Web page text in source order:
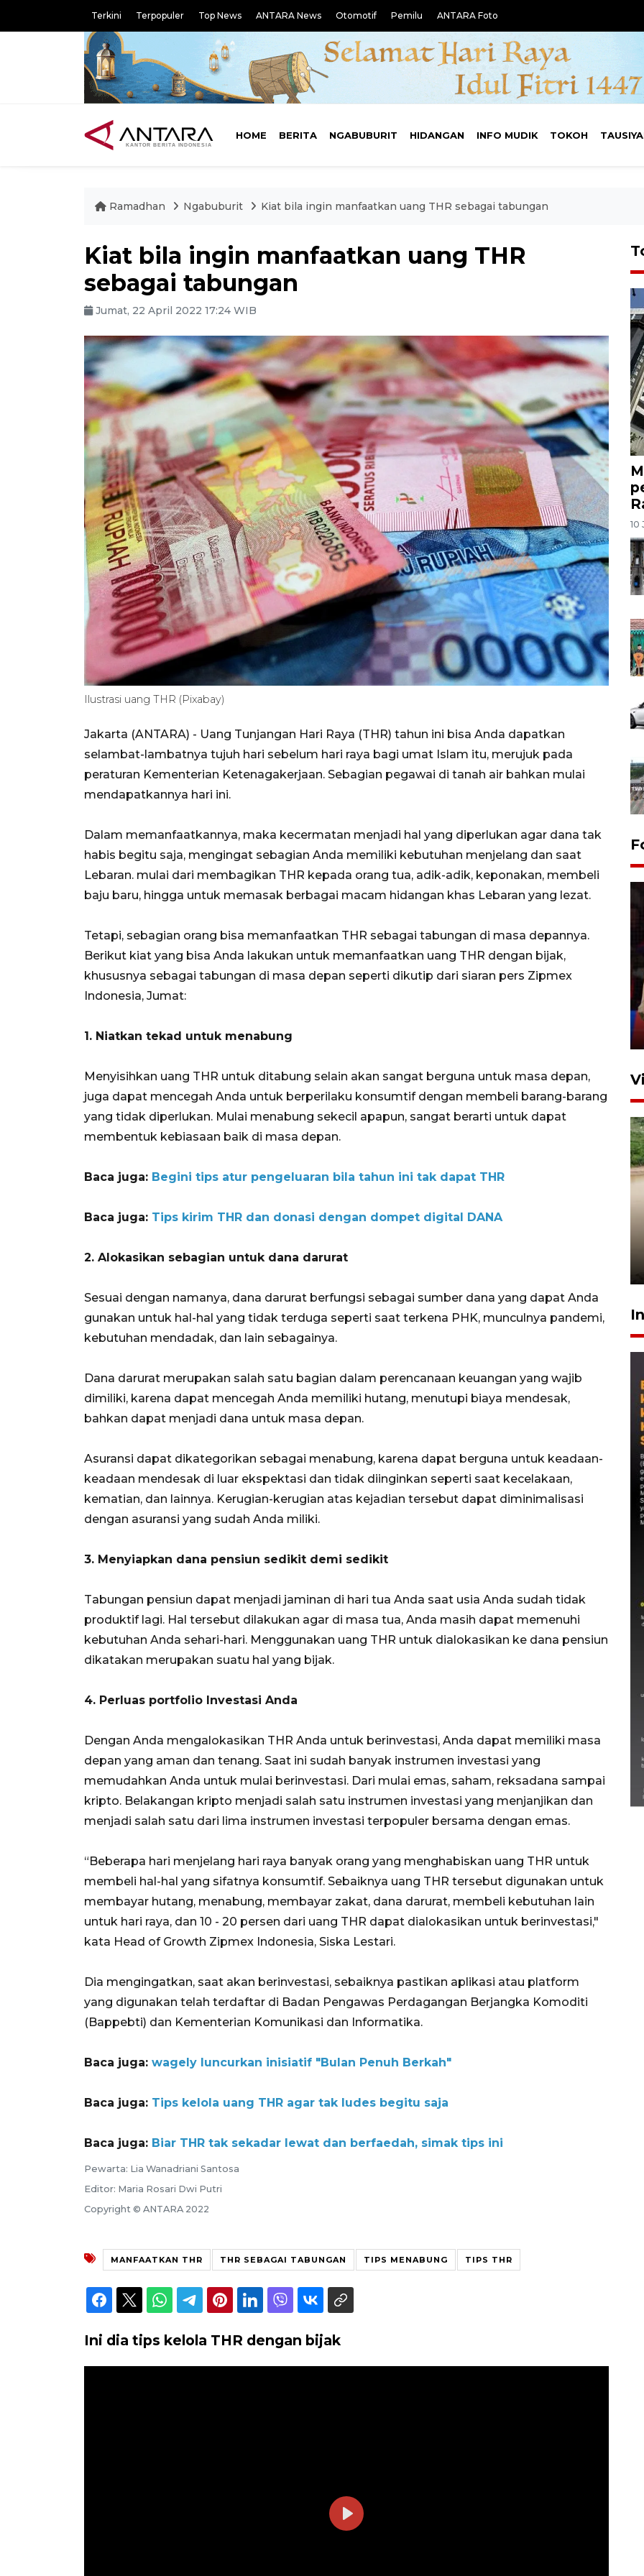
Terkini Terpopuler Top News ANTARA News Otomotif Pemilu ANTARA Foto
HOME BERITA NGABUBURIT HIDANGAN INFO MUDIK TOKOH
Ramadhan Ngabuburit Kiat bila ingin manfaatkan uang THR sebagai tabungan
Kiat bila ingin manfaatkan uang THR
sebagai tabungan
Jumat, 22 April 2022 17:24 WIB
Ilustrasi uang THR (Pixabay)
Jakarta (ANTARA) - Uang Tunjangan Hari Raya (THR) tahun ini bisa Anda dapatkan
selambat-lambatnya tujuh hari sebelum hari raya bagi umat Islam itu, merujuk pada
peraturan Kementerian Ketenagakerjaan. Sebagian pegawai di tanah air bahkan mulai
mendapatkannya hari ini.
Dalam memanfaatkannya, maka kecermatan menjadi hal yang diperlukan agar dana tak
habis begitu saja, mengingat sebagian Anda memiliki kebutuhan menjelang dan saat
Lebaran. mulai dari membagikan THR kepada orang tua, adik-adik, keponakan, membeli
baju baru, hingga untuk memasak berbagai macam hidangan khas Lebaran yang lezat.
Tetapi, sebagian orang bisa memanfaatkan THR sebagai tabungan di masa depannya.
Berikut kiat yang bisa Anda lakukan untuk memanfaatkan uang THR dengan bijak,
khususnya sebagai tabungan di masa depan seperti dikutip dari siaran pers Zipmex
Indonesia, Jumat:
1. Niatkan tekad untuk menabung
Menyisihkan uang THR untuk ditabung selain akan sangat berguna untuk masa depan,
juga dapat mencegah Anda untuk berperilaku konsumtif dengan membeli barang-barang
yang tidak diperlukan. Mulai menabung sekecil apapun, sangat berarti untuk dapat
membentuk kebiasaan baik di masa depan.
Baca juga: Begini tips atur pengeluaran bila tahun ini tak dapat THR
Baca juga: Tips kirim THR dan donasi dengan dompet digital DANA
2. Alokasikan sebagian untuk dana darurat
Sesuai dengan namanya, dana darurat berfungsi sebagai sumber dana yang dapat Anda
gunakan untuk hal-hal yang tidak terduga seperti saat terkena PHK, munculnya pandemi,
kebutuhan mendadak, dan lain sebagainya.
Dana darurat merupakan salah satu bagian dalam perencanaan keuangan yang wajib
dimiliki, karena dapat mencegah Anda memiliki hutang, menutupi biaya mendesak,
bahkan dapat menjadi dana untuk masa depan.
Asuransi dapat dikategorikan sebagai menabung, karena dapat berguna untuk keadaan-
keadaan mendesak di luar ekspektasi dan tidak diinginkan seperti saat kecelakaan,
kematian, dan lainnya. Kerugian-kerugian atas kejadian tersebut dapat diminimalisasi
dengan asuransi yang sudah Anda miliki.
3. Menyiapkan dana pensiun sedikit demi sedikit
Tabungan pensiun dapat menjadi jaminan di hari tua Anda saat usia Anda sudah tidak
produktif lagi. Hal tersebut dilakukan agar di masa tua, Anda masih dapat memenuhi
kebutuhan Anda sehari-hari. Menggunakan uang THR untuk dialokasikan ke dana pensiun
dikatakan merupakan suatu hal yang bijak.
4. Perluas portfolio Investasi Anda
Dengan Anda mengalokasikan THR Anda untuk berinvestasi, Anda dapat memiliki masa
depan yang aman dan tenang. Saat ini sudah banyak instrumen investasi yang
memudahkan Anda untuk mulai berinvestasi. Dari mulai emas, saham, reksadana sampai
kripto. Belakangan kripto menjadi salah satu instrumen investasi yang menjanjikan dan
menjadi salah satu dari lima instrumen investasi terpopuler bersama dengan emas.
“Beberapa hari menjelang hari raya banyak orang yang menghabiskan uang THR untuk
membeli hal-hal yang sifatnya konsumtif. Sebaiknya uang THR tersebut digunakan untuk
membayar hutang, menabung, membayar zakat, dana darurat, membeli kebutuhan lain
untuk hari raya, dan 10 - 20 persen dari uang THR dapat dialokasikan untuk berinvestasi,"
kata Head of Growth Zipmex Indonesia, Siska Lestari.
Dia mengingatkan, saat akan berinvestasi, sebaiknya pastikan aplikasi atau platform
yang digunakan telah terdaftar di Badan Pengawas Perdagangan Berjangka Komoditi
(Bappebti) dan Kementerian Komunikasi dan Informatika.
Baca juga: wagely luncurkan inisiatif "Bulan Penuh Berkah"
Baca juga: Tips kelola uang THR agar tak ludes begitu saja
Baca juga: Biar THR tak sekadar lewat dan berfaedah, simak tips ini
Pewarta: Lia Wanadriani Santosa
Editor: Maria Rosari Dwi Putri
Copyright © ANTARA 2022
MANFAATKAN THR THR SEBAGAI TABUNGAN TIPS MENABUNG TIPS THR
Ini dia tips kelola THR dengan bijak
Play
10
Lebaran Betawi 2026, ajang
silaturahim masyarakat dan
Gabung Persebaya, striker
Semarak Lebaran Ketupat di
berbagai daerah
28 Maret 2026